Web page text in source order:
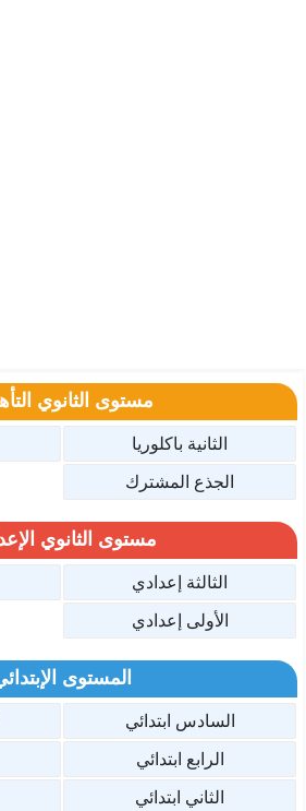
مستوى الثانوي
الثانية باكلوريا
الجذع المشترك
مستوى الثانوي
الثالثة إعدادي
الأولى إعدادي
المستوى
السادس ابتدائي
الرابع ابتدائي
الثاني ابتدائي